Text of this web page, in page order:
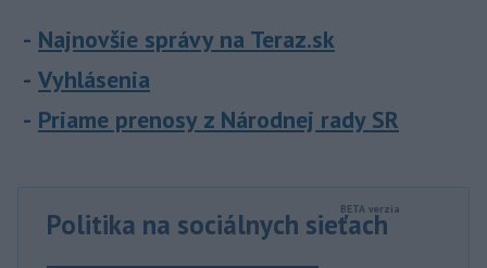
Najnovšie správy na Teraz.sk
Vyhlásenia
Priame prenosy z Národnej rady SR
Politika na sociálnych sieťach